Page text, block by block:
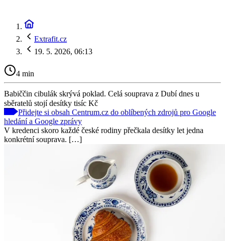
Extrafit.cz
19. 5. 2026, 06:13
4 min
Babiččin cibulák skrývá poklad. Celá souprava z Dubí dnes u
sběratelů stojí desítky tisíc Kč
Přidejte si obsah Centrum.cz do oblíbených zdrojů pro Google
hledání a Google zprávy
V kredenci skoro každé české rodiny přečkala desítky let jedna
konkrétní souprava. […]